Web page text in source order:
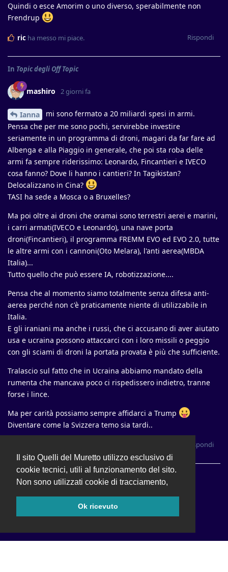
Il sito Quelli del Muretto utilizzo esclusivo di
cookie tecnici, utili al funzionamento del sito.
Non sono utilizzati cookie di tracciamento,
Ok ricevuto
Quindi o esce Amorim o uno diverso, sperabilmente non
Frendrup
Rispondi
ric ha messo mi piace.
In Topic degli Off Topic
mashiro 2 giorni fa
Ianna
mi sono fermato a 20 miliardi spesi in armi.
Pensa che per me sono pochi, servirebbe investire
seriamente in un programma di droni, magari da far fare ad
Albenga e alla Piaggio in generale, che poi sta roba delle
armi fa sempre riderissimo: Leonardo, Fincantieri e IVECO
cosa fanno? Dove li hanno i cantieri? In Tagikistan?
Delocalizzano in Cina?
TASI ha sede a Mosca o a Bruxelles?
Ma poi oltre ai droni che oramai sono terrestri aerei e marini,
i carri armati(IVECO e Leonardo), una nave porta
droni(Fincantieri), il programma FREMM EVO ed EVO 2.0, tutte
le altre armi con i cannoni(Oto Melara), l'anti aerea(MBDA
Italia)...
Tutto quello che può essere IA, robotizzazione....
Pensa che al momento siamo totalmente senza difesa anti-
aerea perché non c'è praticamente niente di utilizzabile in
Italia.
E gli iraniani ma anche i russi, che ci accusano di aver aiutato
usa e ucraina possono attaccarci con i loro missili o peggio
con gli sciami di droni la portata provata è più che sufficiente.
Tralascio sul fatto che in Ucraina abbiamo mandato della
rumenta che mancava poco ci rispedissero indietro, tranne
forse i lince.
Ma per carità possiamo sempre affidarci a Trump
Diventare come la Svizzera temo sia tardi..
Rispondi
Carica di più